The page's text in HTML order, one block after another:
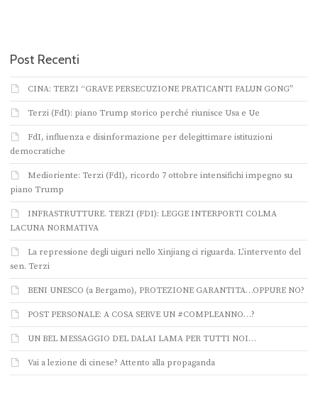
Post Recenti
CINA: TERZI “GRAVE PERSECUZIONE PRATICANTI FALUN GONG”
Terzi (FdI): piano Trump storico perché riunisce Usa e Ue
FdI, influenza e disinformazione per delegittimare istituzioni
democratiche
Medioriente: Terzi (FdI), ricordo 7 ottobre intensifichi impegno su
piano Trump
INFRASTRUTTURE. TERZI (FDI): LEGGE INTERPORTI COLMA
LACUNA NORMATIVA
La repressione degli uiguri nello Xinjiang ci riguarda. L’intervento del
sen. Terzi
BENI UNESCO (a Bergamo), PROTEZIONE GARANTITA…OPPURE NO?
POST PERSONALE: A COSA SERVE UN #COMPLEANNO…?
UN BEL MESSAGGIO DEL DALAI LAMA PER TUTTI NOI…
Vai a lezione di cinese? Attento alla propaganda